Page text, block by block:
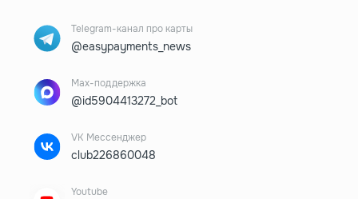
Telegram-канал про карты
@easypayments_news
Max-поддержка
@id5904413272_bot
VK Мессенджер
club226860048
Youtube